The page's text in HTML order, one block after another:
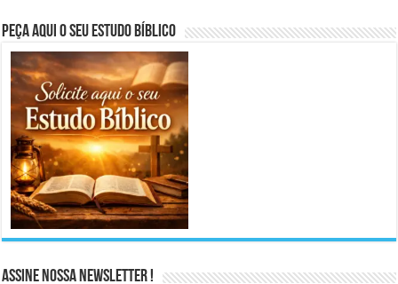
Peça aqui o seu Estudo Bíblico
Assine Nossa Newsletter !